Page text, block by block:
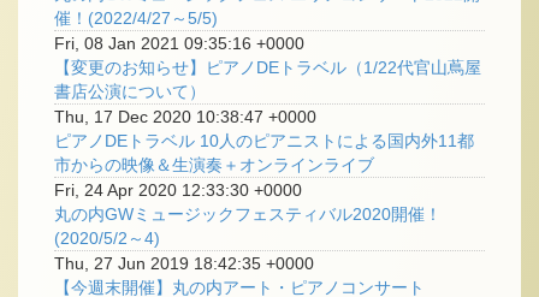
催！(2022/4/27～5/5)
Fri, 08 Jan 2021 09:35:16 +0000
【変更のお知らせ】ピアノDEトラベル（1/22代官山蔦屋
書店公演について）
Thu, 17 Dec 2020 10:38:47 +0000
ピアノDEトラベル 10人のピアニストによる国内外11都
市からの映像＆生演奏＋オンラインライブ
Fri, 24 Apr 2020 12:33:30 +0000
丸の内GWミュージックフェスティバル2020開催！
(2020/5/2～4)
Thu, 27 Jun 2019 18:42:35 +0000
【今週末開催】丸の内アート・ピアノコンサート